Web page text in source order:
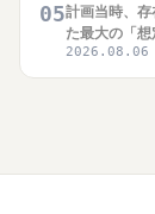
05計画当時、
た最大の「
2026.08.06